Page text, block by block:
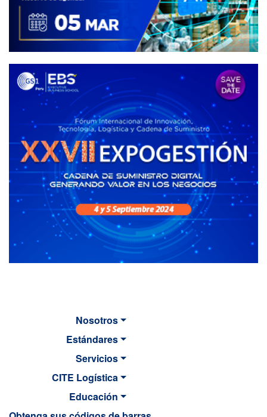
Nosotros
Estándares
Servicios
CITE Logística
Educación